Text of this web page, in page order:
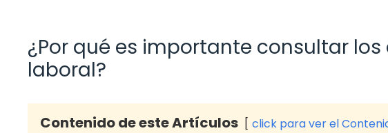
¿Por qué es importante consultar
laboral?
Contenido de este Artículos click para ver el